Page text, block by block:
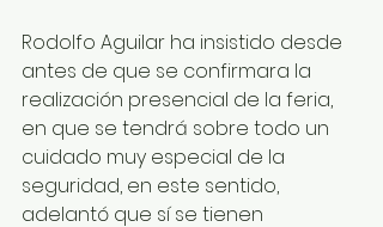
Rodolfo Aguilar ha insistido desde
antes de que se confirmara la
realización presencial de la feria,
en que se tendrá sobre todo un
cuidado muy especial de la
seguridad, en este sentido,
adelantó que sí se tienen